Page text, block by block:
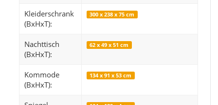
Kleiderschrank
(BxHxT):
300 x 238 x 75 cm
Nachttisch
(BxHxT):
62 x 49 x 51 cm
Kommode
(BxHxT):
134 x 91 x 53 cm
ab249,99 €*